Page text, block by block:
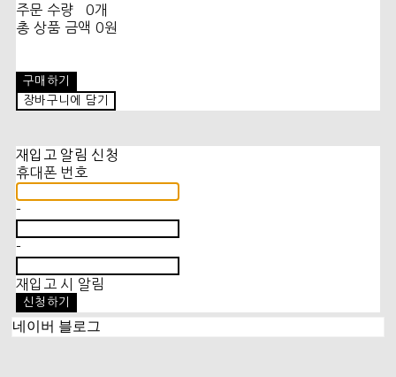
주문 수량
0개
총 상품 금액 0원
구매하기
장바구니에 담기
재입고 알림 신청
휴대폰 번호
-
-
재입고 시 알림
신청하기
네이버 블로그